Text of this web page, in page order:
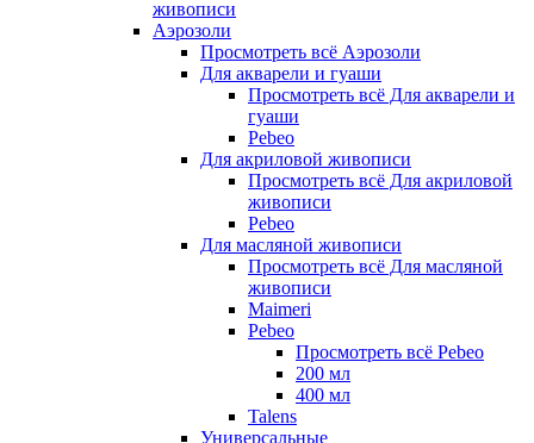
живописи
Аэрозоли
Просмотреть всё Аэрозоли
Для акварели и гуаши
Просмотреть всё Для акварели и
гуаши
Pebeo
Для акриловой живописи
Просмотреть всё Для акриловой
живописи
Pebeo
Для масляной живописи
Просмотреть всё Для масляной
живописи
Maimeri
Pebeo
Просмотреть всё Pebeo
200 мл
400 мл
Talens
Универсальные